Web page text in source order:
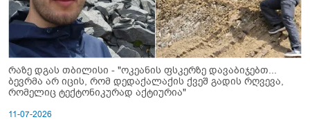
რაზე დგას თბილისი - "ოკეანის ფსკერზე დავაბიჯებთ...
ბევრმა არ იცის, რომ დედაქალაქის ქვეშ გადის რღვევა,
რომელიც ტექტონიკურად აქტიურია"
11-07-2026